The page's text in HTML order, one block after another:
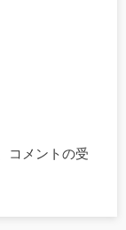
コメントの受